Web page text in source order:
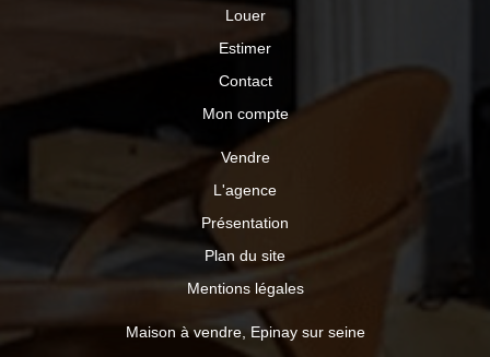
Louer
Estimer
Contact
Mon compte
Vendre
L'agence
Présentation
Plan du site
Mentions légales
Maison à vendre, Epinay sur seine